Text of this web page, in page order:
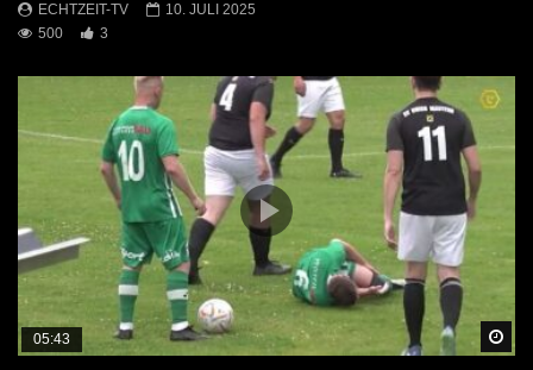
ECHTZEIT-TV
10. JULI 2025
500
3
05:43